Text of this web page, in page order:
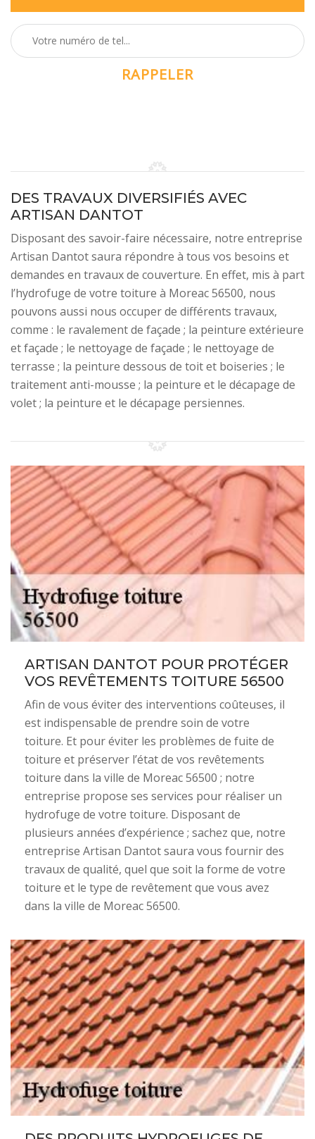
DES TRAVAUX DIVERSIFIÉS AVEC
ARTISAN DANTOT
Disposant des savoir-faire nécessaire, notre entreprise
Artisan Dantot saura répondre à tous vos besoins et
demandes en travaux de couverture. En effet, mis à part
l’hydrofuge de votre toiture à Moreac 56500, nous
pouvons aussi nous occuper de différents travaux,
comme : le ravalement de façade ; la peinture extérieure
et façade ; le nettoyage de façade ; le nettoyage de
terrasse ; la peinture dessous de toit et boiseries ; le
traitement anti-mousse ; la peinture et le décapage de
volet ; la peinture et le décapage persiennes.
ARTISAN DANTOT POUR PROTÉGER
VOS REVÊTEMENTS TOITURE 56500
Afin de vous éviter des interventions coûteuses, il
est indispensable de prendre soin de votre
toiture. Et pour éviter les problèmes de fuite de
toiture et préserver l’état de vos revêtements
toiture dans la ville de Moreac 56500 ; notre
entreprise propose ses services pour réaliser un
hydrofuge de votre toiture. Disposant de
plusieurs années d’expérience ; sachez que, notre
entreprise Artisan Dantot saura vous fournir des
travaux de qualité, quel que soit la forme de votre
toiture et le type de revêtement que vous avez
dans la ville de Moreac 56500.